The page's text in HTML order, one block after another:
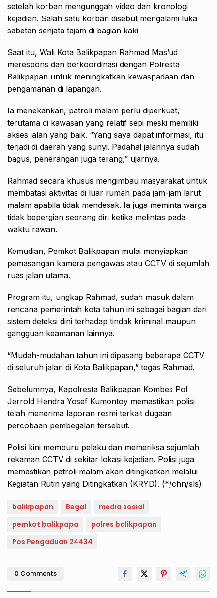
setelah korban mengunggah video dan kronologi
kejadian. Salah satu korban disebut mengalami luka
sabetan senjata tajam di bagian kaki.
Saat itu, Wali Kota Balikpapan Rahmad Mas’ud
merespons dan berkoordinasi dengan Polresta
Balikpapan untuk meningkatkan kewaspadaan dan
pengamanan di lapangan.
Ia menekankan, patroli malam perlu diperkuat,
terutama di kawasan yang relatif sepi meski memiliki
akses jalan yang baik. “Yang saya dapat informasi, itu
terjadi di daerah yang sunyi. Padahal jalannya sudah
bagus, penerangan juga terang,” ujarnya.
Rahmad secara khusus mengimbau masyarakat untuk
membatasi aktivitas di luar rumah pada jam-jam larut
malam apabila tidak mendesak. Ia juga meminta warga
tidak bepergian seorang diri ketika melintas pada
waktu rawan.
Kemudian, Pemkot Balikpapan mulai menyiapkan
pemasangan kamera pengawas atau CCTV di sejumlah
ruas jalan utama.
Program itu, ungkap Rahmad, sudah masuk dalam
rencana pemerintah kota tahun ini sebagai bagian dari
sistem deteksi dini terhadap tindak kriminal maupun
gangguan keamanan lainnya.
“Mudah-mudahan tahun ini dipasang beberapa CCTV
di seluruh jalan di Kota Balikpapan,” tegas Rahmad.
Sebelumnya, Kapolresta Balikpapan Kombes Pol
Jerrold Hendra Yosef Kumontoy memastikan polisi
telah menerima laporan resmi terkait dugaan
percobaan pembegalan tersebut.
Polisi kini memburu pelaku dan memeriksa sejumlah
rekaman CCTV di sekitar lokasi kejadian. Polisi juga
memastikan patroli malam akan ditingkatkan melalui
Kegiatan Rutin yang Ditingkatkan (KRYD). (*/chn/sls)
balikpapan Begal
media sosial
pemkot balikpapa
polres balikpapan
Pos Pengaduan 24434
0 Comments